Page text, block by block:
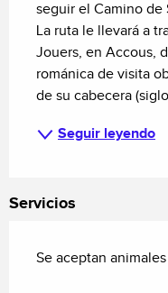
seguir el Camino de
La ruta le llevará a
Jouers, en Accous,
románica de visita
de su cabecera
Seguir leyendo
Servicios
Se aceptan animales